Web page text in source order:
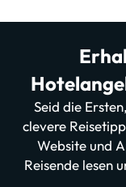
Seid die
clevere
Website und
Reisende lesen